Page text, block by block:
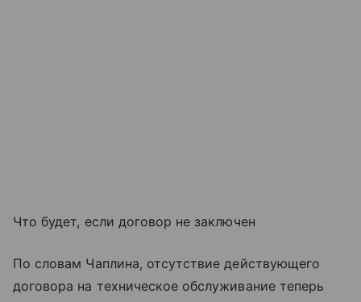
Что будет, если договор не заключен
По словам Чаплина, отсутствие действующего
договора на техническое обслуживание теперь